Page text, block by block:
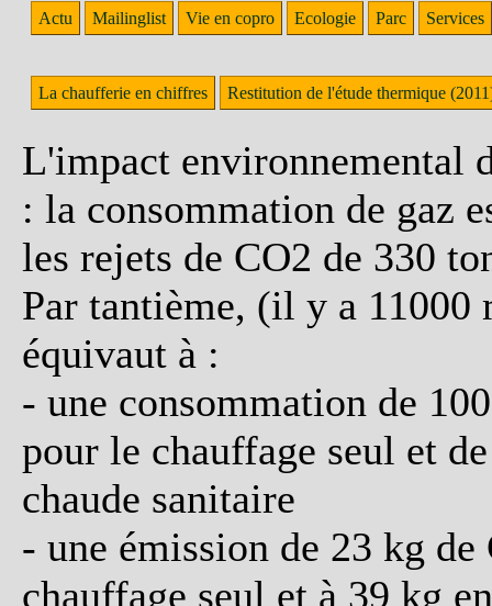
Actu Mailinglist Vie en copro Ecologie Parc Services
La chaufferie en chiffres Restitution de l'étude thermique
L'impact environnemental
: la consommation de gaz
les rejets de CO2 de 330
Par tantième, (il y a 11000
équivaut à :
- une consommation de
pour le chauffage seul et
chaude sanitaire
- une émission de 23 kg
chauffage seul et à 39 kg